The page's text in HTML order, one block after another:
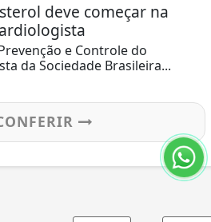
deve começar na
e Controle do
da Sociedade Brasileira...